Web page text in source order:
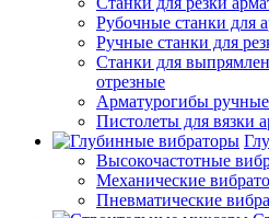
Рубочные станки для
Ручные станки для
Станки для
отрезные
Арматурогибы ручные
Пистолеты для вязки
Высокочастотные
Механические
Пневматические